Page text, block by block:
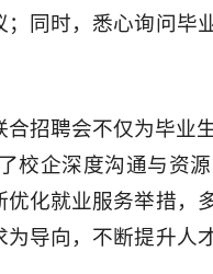
同时，悉心询问毕
招聘会不仅为毕业
校企深度沟通与资
化就业服务举措，
导向，不断提升人